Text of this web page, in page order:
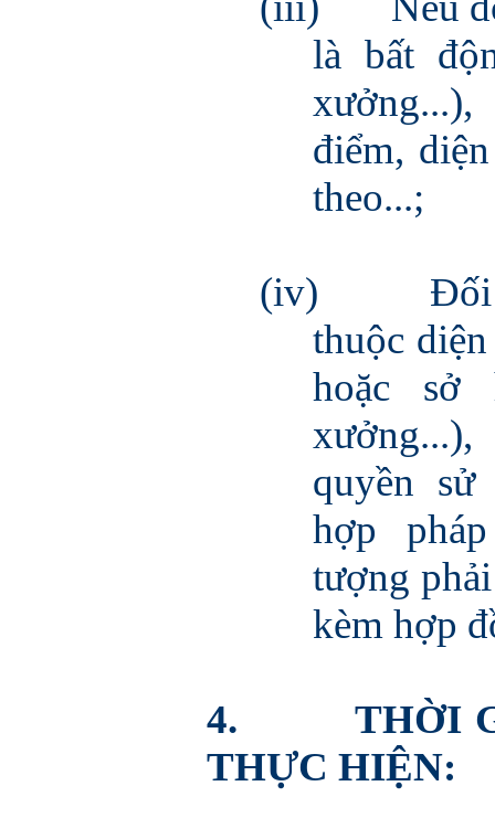
là bất
điểm,
theo...;
(iv)
thuộc
hoặc
quyền
hợp
tượng
kèm hợp
4.
THỜI
THỰC HIỆN: